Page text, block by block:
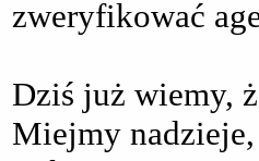
zweryfikować
Dziś już wiemy,
Miejmy